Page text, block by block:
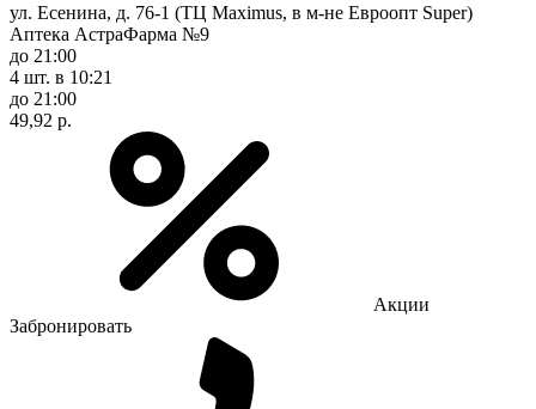
ул. Есенина, д. 76-1 (ТЦ Maximus, в м-не Евроопт Super)
Аптека АстраФарма №9
до 21:00
4 шт. в 10:21
до 21:00
49,92 р.
Акции
Забронировать